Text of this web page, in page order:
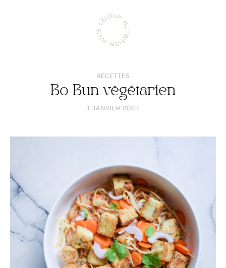
Aller
l'accueil
Julie
Leloup
Nutrition
Bo Bun végétarien
RECETTES
1 JANVIER 2023